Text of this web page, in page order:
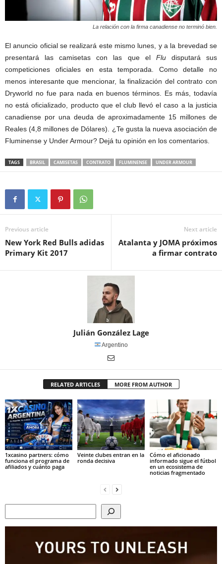
La relación con la firma canadiense no terminó bien.
El anuncio oficial se realizará este mismo lunes, y a la brevedad se
presentará las camisetas con las que el Fludisputará sus
competiciones oficiales en esta temporada. Como detalle no
menos interesante que mencionar, la finalización del contrato con
Dryworld no fue para nada en buenos términos. Es más, todavía
no está oficializado, producto que el club llevó el caso a la justicia
canadiense por una deuda de aproximadamente 15 millones de
Reales (4,8 millones de Dólares). ¿Te gusta la nueva asociación de
Fluminense y Under Armour? Dejá tu opinión en los comentarios.
TAGS BRASIL CAMISETAS CONTRATO FLUMINENSE UNDER ARMOUR
Previous article
New York Red Bulls adidas
Primary Kit 2017
Next article
Atalanta y JOMA próximos
a firmar contrato
Julián González Lage
Argentino
RELATED ARTICLES MORE FROM AUTHOR
1xcasino partners: cómo
funciona el programa de
afiliados y cuánto paga
Veinte clubes entran en la
ronda decisiva
Cómo el aficionado
informado sigue el fútbol
en un ecosistema de
noticias fragmentado